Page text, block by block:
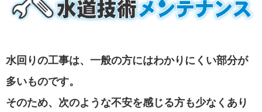
水回りの工事は、一般の方にはわかりにくい部分が
多いものです。
そのため、次のような不安を感じる方も少なくあり